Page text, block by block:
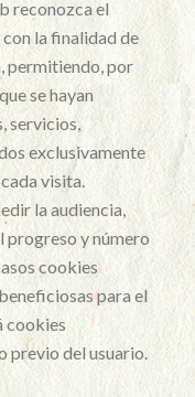
reconozca el
la finalidad de
permitiendo, por
se hayan
servicios,
exclusivamente
visita.
la audiencia,
y número
cookies
para el
cookies
previo del usuario.